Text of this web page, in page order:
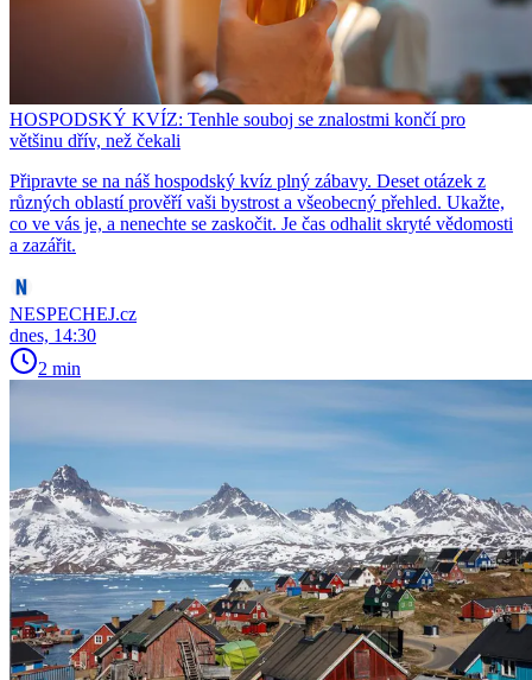
HOSPODSKÝ KVÍZ: Tenhle souboj se znalostmi končí pro
většinu dřív, než čekali
Připravte se na náš hospodský kvíz plný zábavy. Deset otázek z
různých oblastí prověří vaši bystrost a všeobecný přehled. Ukažte,
co ve vás je, a nenechte se zaskočit. Je čas odhalit skryté vědomosti
a zazářit.
NESPECHEJ.cz
dnes, 14:30
2 min